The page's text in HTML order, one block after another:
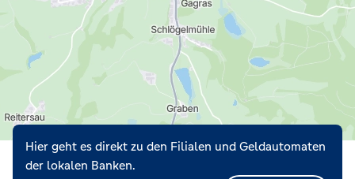
Hier geht es direkt zu den Filialen und Geldautomaten
der lokalen Banken.